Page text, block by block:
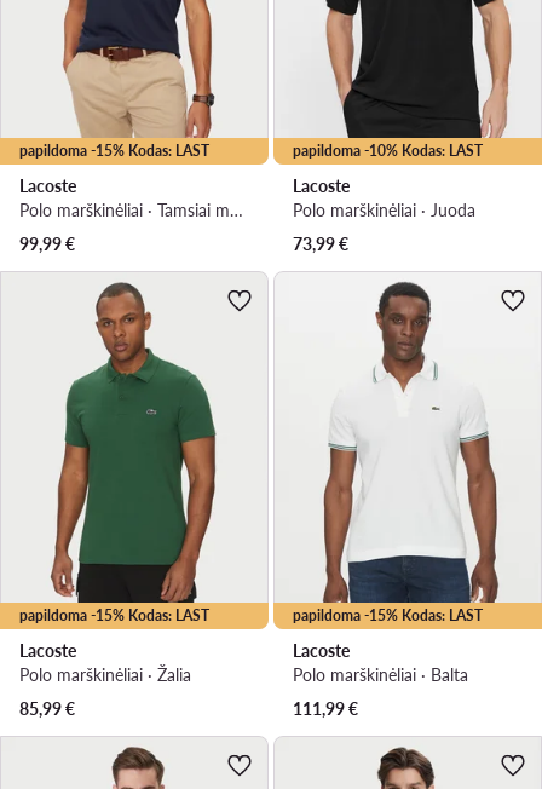
papildoma -15% Kodas: LAST
Lacoste
Polo marškinėliai · Tamsiai mėlyna
99,99€
papildoma -10% Kodas: LAST
Lacoste
Polo marškinėliai · Juoda
73,99€
papildoma -15% Kodas: LAST
Lacoste
Polo marškinėliai · Žalia
85,99€
papildoma -15% Kodas: LAST
Lacoste
Polo marškinėliai · Balta
111,99€